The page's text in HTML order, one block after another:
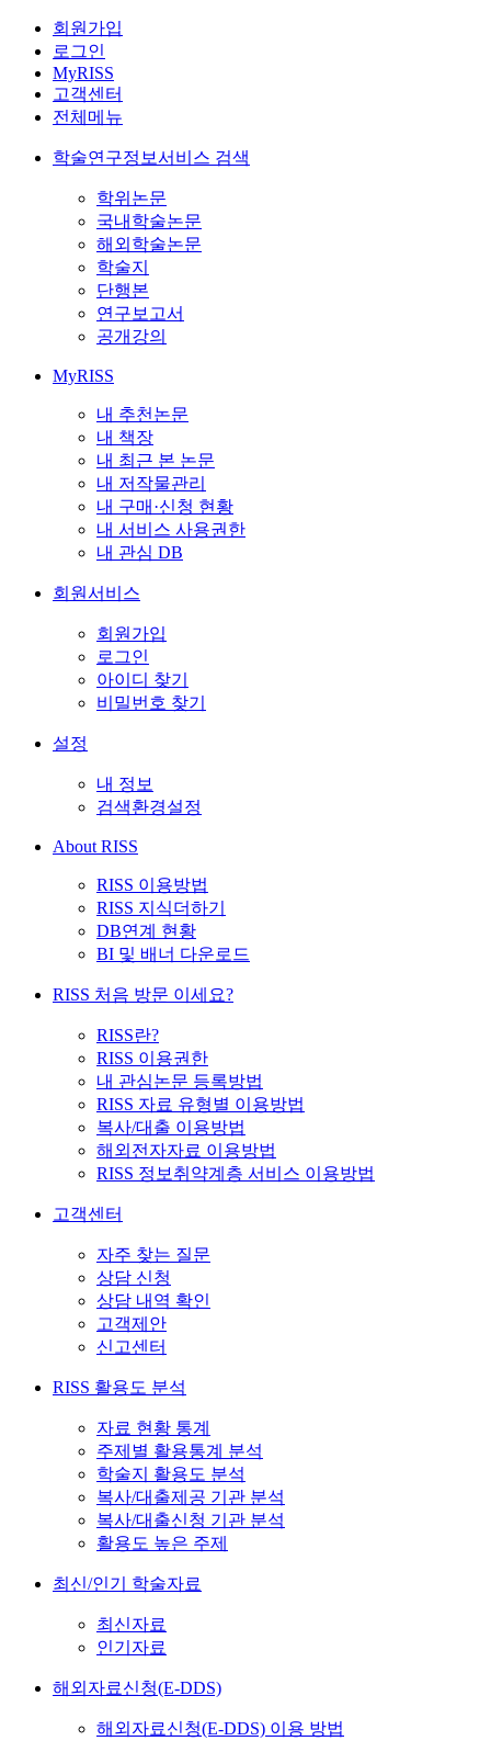
회원가입
로그인
MyRISS
고객센터
전체메뉴
학술연구정보서비스 검색
학위논문
국내학술논문
해외학술논문
학술지
단행본
연구보고서
공개강의
MyRISS
내 추천논문
내 책장
내 최근 본 논문
내 저작물관리
내 구매·신청 현황
내 서비스 사용권한
내 관심 DB
회원서비스
회원가입
로그인
아이디 찾기
비밀번호 찾기
설정
내 정보
검색환경설정
About RISS
RISS 이용방법
RISS 지식더하기
DB연계 현황
BI 및 배너 다운로드
RISS 처음 방문 이세요?
RISS란?
RISS 이용권한
내 관심논문 등록방법
RISS 자료 유형별 이용방법
복사/대출 이용방법
해외전자자료 이용방법
RISS 정보취약계층 서비스 이용방법
고객센터
자주 찾는 질문
상담 신청
상담 내역 확인
고객제안
신고센터
RISS 활용도 분석
자료 현황 통계
주제별 활용통계 분석
학술지 활용도 분석
복사/대출제공 기관 분석
복사/대출신청 기관 분석
활용도 높은 주제
최신/인기 학술자료
최신자료
인기자료
해외자료신청(E-DDS)
해외자료신청(E-DDS) 이용 방법